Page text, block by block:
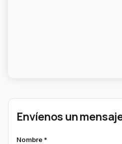
Envíenos un
Nombre *